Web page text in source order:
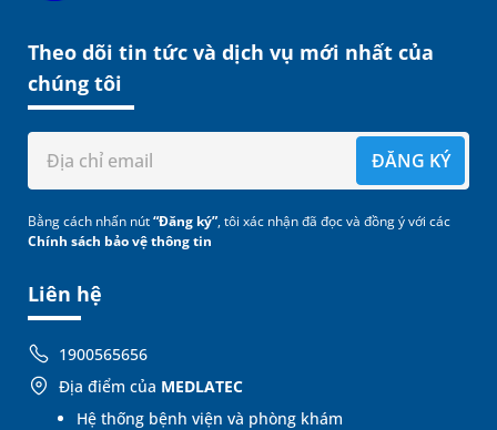
Liên hệ
1900565656
Địa điểm của MEDLATEC
Hệ thống bệnh viện và phòng khám
Theo dõi tin tức và dịch vụ mới nhất của
chúng tôi
ĐĂNG KÝ
Bằng cách nhấn nút“Đăng ký”, tôi xác nhận đã đọc và đồng ý với các
Chính sách bảo vệ thông tin